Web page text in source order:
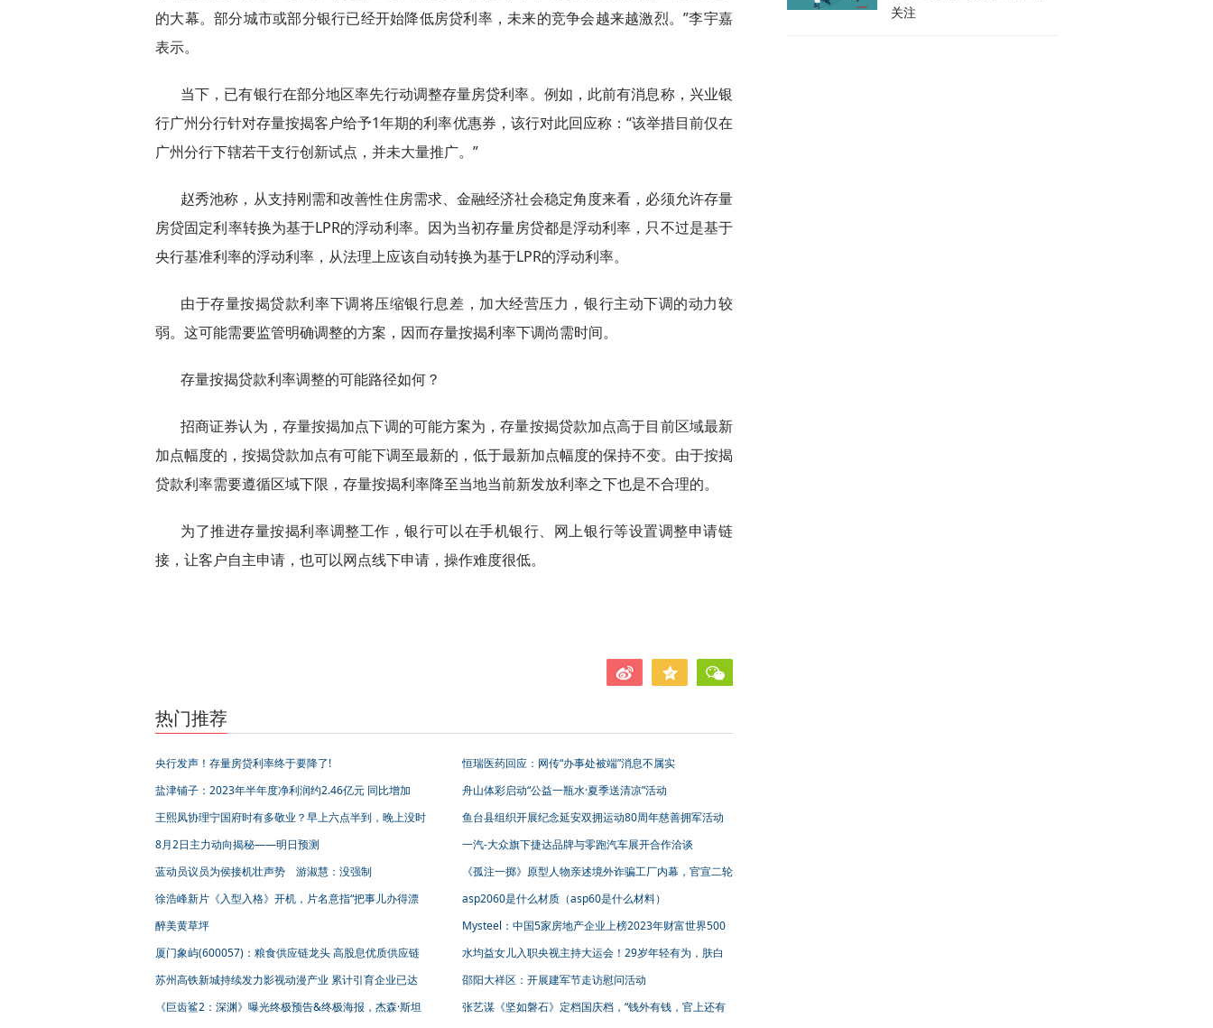
的大幕。部分城市或部分银行已经开始降低房贷利率，未来的竞争会越来越激烈。”李宇嘉
表示。
当下，已有银行在部分地区率先行动调整存量房贷利率。例如，此前有消息称，兴业银
行广州分行针对存量按揭客户给予1年期的利率优惠券，该行对此回应称：“该举措目前仅在
广州分行下辖若干支行创新试点，并未大量推广。”
赵秀池称，从支持刚需和改善性住房需求、金融经济社会稳定角度来看，必须允许存量
房贷固定利率转换为基于LPR的浮动利率。因为当初存量房贷都是浮动利率，只不过是基于
央行基准利率的浮动利率，从法理上应该自动转换为基于LPR的浮动利率。
由于存量按揭贷款利率下调将压缩银行息差，加大经营压力，银行主动下调的动力较
弱。这可能需要监管明确调整的方案，因而存量按揭利率下调尚需时间。
存量按揭贷款利率调整的可能路径如何？
招商证券认为，存量按揭加点下调的可能方案为，存量按揭贷款加点高于目前区域最新
加点幅度的，按揭贷款加点有可能下调至最新的，低于最新加点幅度的保持不变。由于按揭
贷款利率需要遵循区域下限，存量按揭利率降至当地当前新发放利率之下也是不合理的。
为了推进存量按揭利率调整工作，银行可以在手机银行、网上银行等设置调整申请链
接，让客户自主申请，也可以网点线下申请，操作难度很低。
热门推荐
央行发声！存量房贷利率终于要降了!
恒瑞医药回应：网传“办事处被端”消息不属实
盐津铺子：2023年半年度净利润约2.46亿元 同比增加
舟山体彩启动“公益一瓶水·夏季送清凉”活动
王熙凤协理宁国府时有多敬业？早上六点半到，晚上没时
鱼台县组织开展纪念延安双拥运动80周年慈善拥军活动
8月2日主力动向揭秘——明日预测
一汽-大众旗下捷达品牌与零跑汽车展开合作洽谈
蓝动员议员为侯接机壮声势 游淑慧：没强制
《孤注一掷》原型人物亲述境外诈骗工厂内幕，官宣二轮
徐浩峰新片《入型入格》开机，片名意指“把事儿办得漂
asp2060是什么材质（asp60是什么材料）
醉美黄草坪
Mysteel：中国5家房地产企业上榜2023年财富世界500
厦门象屿(600057)：粮食供应链龙头 高股息优质供应链
水均益女儿入职央视主持大运会！29岁年轻有为，肤白
苏州高铁新城持续发力影视动漫产业 累计引育企业已达
邵阳大祥区：开展建军节走访慰问活动
《巨齿鲨2：深渊》曝光终极预告&终极海报，杰森·斯坦
张艺谋《坚如磐石》定档国庆档，“钱外有钱，官上还有
关注